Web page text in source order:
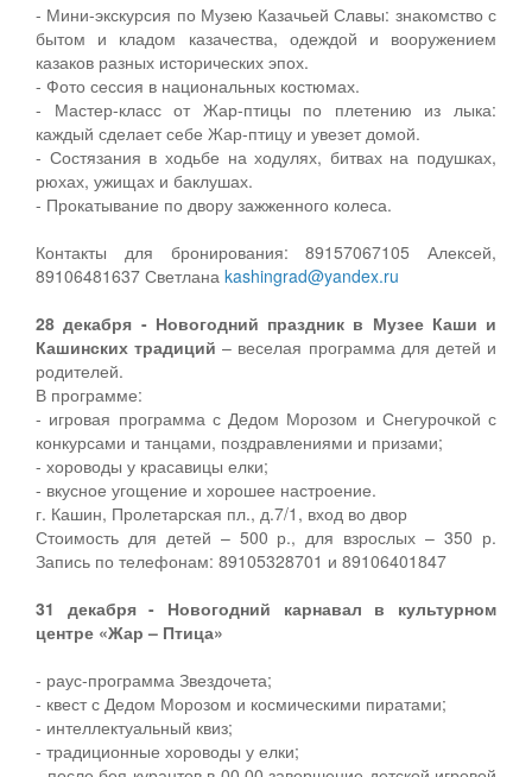
- Мини-экскурсия по Музею Казачьей Славы: знакомство с
бытом и кладом казачества, одеждой и вооружением
казаков разных исторических эпох.
- Фото сессия в национальных костюмах.
- Мастер-класс от Жар-птицы по плетению из лыка:
каждый сделает себе Жар-птицу и увезет домой.
- Состязания в ходьбе на ходулях, битвах на подушках,
рюхах, ужищах и баклушах.
- Прокатывание по двору зажженного колеса.
Контакты для бронирования: 89157067105 Алексей,
89106481637 Светлана kashingrad@yandex.ru
28 декабря - Новогодний праздник в Музее Каши и
Кашинских традиций – веселая программа для детей и
родителей.
В программе:
- игровая программа с Дедом Морозом и Снегурочкой с
конкурсами и танцами, поздравлениями и призами;
- хороводы у красавицы елки;
- вкусное угощение и хорошее настроение.
г. Кашин, Пролетарская пл., д.7/1, вход во двор
Стоимость для детей – 500 р., для взрослых – 350 р.
Запись по телефонам: 89105328701 и 89106401847
31 декабря - Новогодний карнавал в культурном
центре «Жар – Птица»
- раус-программа Звездочета;
- квест с Дедом Морозом и космическими пиратами;
- интеллектуальный квиз;
- традиционные хороводы у елки;